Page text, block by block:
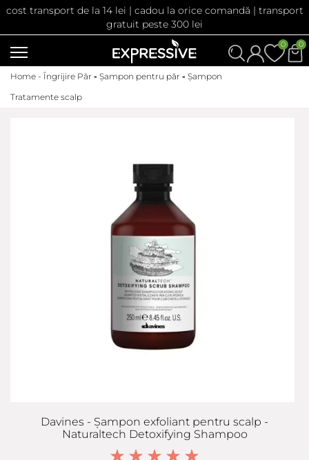
cost transport de la 14 lei | cadou la orice comandă | transport
gratuit peste 300 lei
0
0
Home - Îngrijire Păr - Șampon pentru păr - Șampon
Tratamente scalp
Davines - Șampon exfoliant pentru scalp -
Naturaltech Detoxifying Shampoo